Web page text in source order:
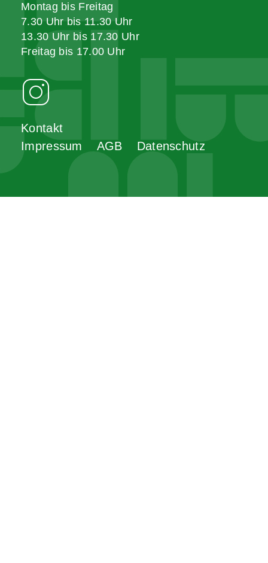
Kontakt
Impressum
AGB Datenschutz
Montag bis Freitag
7.30 Uhr bis 11.30 Uhr
13.30 Uhr bis 17.30 Uhr
Freitag bis 17.00 Uhr